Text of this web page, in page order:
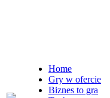
Home
Gry w ofercie
Biznes to gra